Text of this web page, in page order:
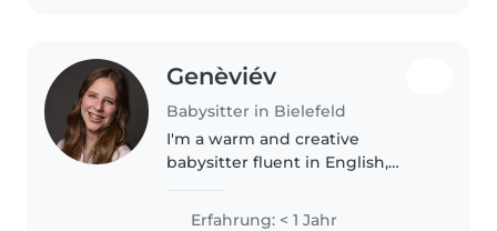
Genèviév
Babysitter in Bielefeld
I'm a warm and creative
babysitter fluent in English,
lies in engaging with babies,
Erfahrung: < 1 Jahr